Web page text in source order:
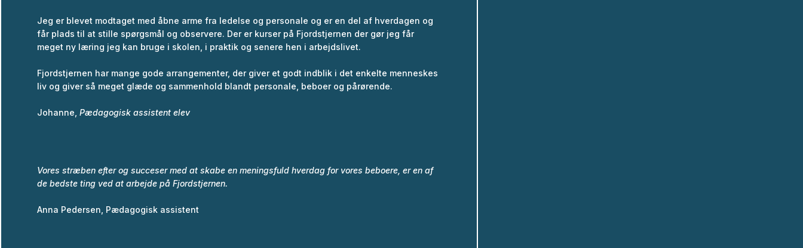
Jeg er blevet modtaget med åbne arme fra ledelse og personale og er en del af hverdagen og
får plads til at stille spørgsmål og observere. Der er kurser på Fjordstjernen der gør jeg får
meget ny læring jeg kan bruge i skolen, i praktik og senere hen i arbejdslivet.
Fjordstjernen har mange gode arrangementer, der giver et godt indblik i det enkelte menneskes
liv og giver så meget glæde og sammenhold blandt personale, beboer og pårørende.
Johanne, Pædagogisk assistent elev
Vores stræben efter og succeser med at skabe en meningsfuld hverdag for vores beboere, er en af
de bedste ting ved at arbejde på Fjordstjernen.
Anna Pedersen, Pædagogisk assistent